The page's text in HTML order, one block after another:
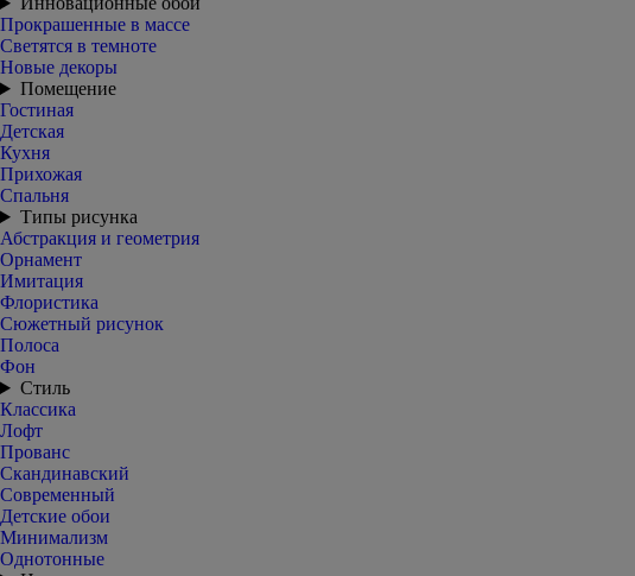
Прокрашенные в массе
Светятся в темноте
Новые декоры
Помещение
Гостиная
Детская
Кухня
Прихожая
Спальня
Типы рисунка
Абстракция и геометрия
Орнамент
Имитация
Флористика
Сюжетный рисунок
Полоса
Фон
Стиль
Классика
Лофт
Прованс
Скандинавский
Современный
Детские обои
Минимализм
Однотонные